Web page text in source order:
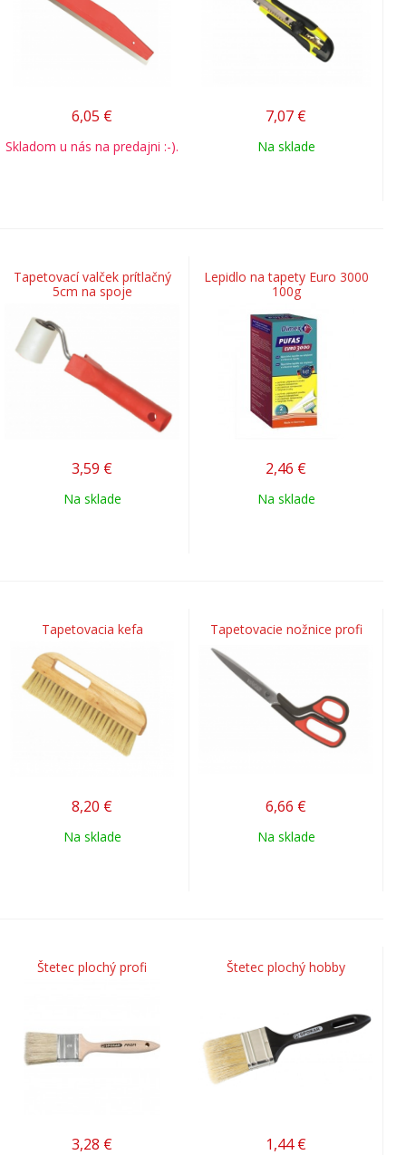
6,05 €
Skladom u nás na predajni :-).
7,07 €
Na sklade
Tapetovací valček prítlačný
5cm na spoje
3,59 €
Na sklade
Lepidlo na tapety Euro 3000
100g
2,46 €
Na sklade
Tapetovacia kefa
8,20 €
Na sklade
Tapetovacie nožnice profi
6,66 €
Na sklade
Štetec plochý profi
3,28 €
Štetec plochý hobby
1,44 €